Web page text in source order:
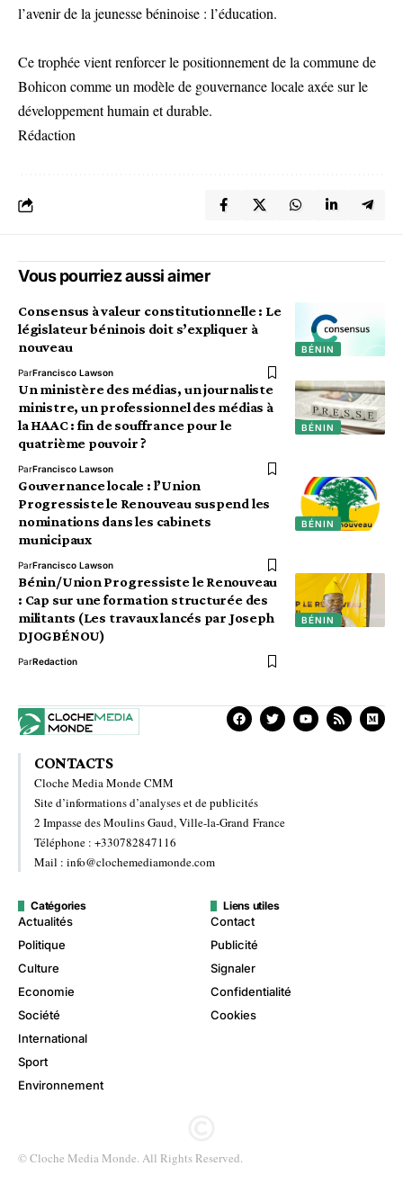
l’avenir de la jeunesse béninoise : l’éducation.
Ce trophée vient renforcer le positionnement de la commune de
Bohicon comme un modèle de gouvernance locale axée sur le
développement humain et durable.
Rédaction
Vous pourriez aussi aimer
BÉNIN
Consensus à valeur constitutionnelle : Le
législateur béninois doit s’expliquer à
nouveau
ParFrancisco Lawson
BÉNIN
Un ministère des médias, un journaliste
ministre, un professionnel des médias à
la HAAC : fin de souffrance pour le
quatrième pouvoir ?
ParFrancisco Lawson
BÉNIN
Gouvernance locale : l’Union
Progressiste le Renouveau suspend les
nominations dans les cabinets
municipaux
ParFrancisco Lawson
BÉNIN
Bénin/Union Progressiste le Renouveau
: Cap sur une formation structurée des
militants (Les travaux lancés par Joseph
DJOGBÉNOU)
ParRedaction
CONTACTS
Cloche Media Monde CMM
Site d’informations d’analyses et de publicités
2 Impasse des Moulins Gaud, Ville-la-Grand France
Téléphone : +330782847116
Mail : info@clochemediamonde.com
Catégories
Actualités
Politique
Culture
Economie
Société
International
Sport
Environnement
Liens utiles
Contact
Publicité
Signaler
Confidentialité
Cookies
© Cloche Media Monde. All Rights Reserved.